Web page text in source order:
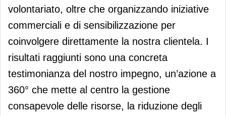
volontariato, oltre che organizzando iniziative
commerciali e di sensibilizzazione per
coinvolgere direttamente la nostra clientela. I
risultati raggiunti sono una concreta
testimonianza del nostro impegno, un’azione a
360° che mette al centro la gestione
consapevole delle risorse, la riduzione degli